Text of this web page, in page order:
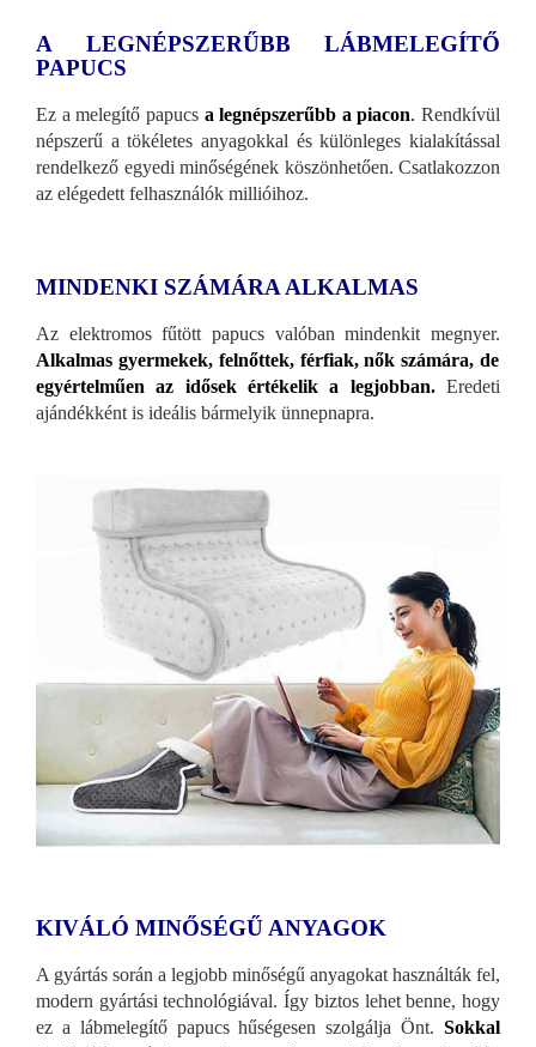
A LEGNÉPSZERŰBB LÁBMELEGÍTŐ
PAPUCS
Ez a melegítő papucs a legnépszerűbb a piacon. Rendkívül
népszerű a tökéletes anyagokkal és különleges kialakítással
rendelkező egyedi minőségének köszönhetően. Csatlakozzon
az elégedett felhasználók millióihoz.
MINDENKI SZÁMÁRA ALKALMAS
Az elektromos fűtött papucs valóban mindenkit megnyer.
Alkalmas gyermekek, felnőttek, férfiak, nők számára, de
egyértelműen az idősek értékelik a legjobban.Eredeti
ajándékként is ideális bármelyik ünnepnapra.
KIVÁLÓ MINŐSÉGŰ ANYAGOK
A gyártás során a legjobb minőségű anyagokat használták fel,
modern gyártási technológiával. Így biztos lehet benne, hogy
ez a lábmelegítő papucs hűségesen szolgálja Önt. Sokkal